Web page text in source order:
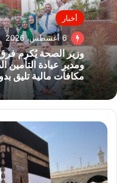
أخبار
6 أغسطس، 2026
وزير الصحة يُكرم
ومدير عيادة
مكافآت مالية تليق
وصول
ألفًا
و700
حاج